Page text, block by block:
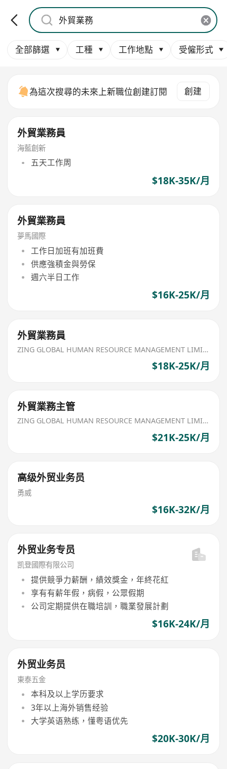
全部篩選 工種 工作地點 受僱形式
為這次搜尋的未來上新職位創建訂閱 創建
外貿業務員
海藍創新
五天工作周
$18K-35K/月
外貿業務員
夢馬國際
工作日加班有加班費
供應強積金與勞保
週六半日工作
$16K-25K/月
外貿業務員
ZING GLOBAL HUMAN RESOURCE MANAGEMENT LIMITED
$18K-25K/月
外貿業務主管
ZING GLOBAL HUMAN RESOURCE MANAGEMENT LIMITED
$21K-25K/月
高级外贸业务员
勇威
$16K-32K/月
外贸业务专员
凯登國際有限公司
提供競爭力薪酬，績效獎金，年終花紅
享有有薪年假，病假，公眾假期
公司定期提供在職培訓，職業發展計劃
$16K-24K/月
外贸业务员
東泰五金
本科及以上学历要求
3年以上海外销售经验
大学英语熟练，懂粤语优先
$20K-30K/月